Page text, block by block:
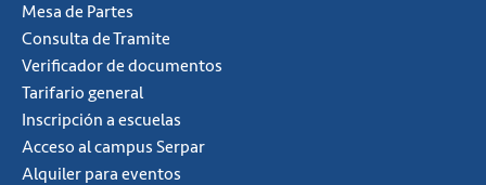
Mesa de Partes
Consulta de Tramite
Verificador de documentos
Tarifario general
Inscripción a escuelas
Acceso al campus Serpar
Alquiler para eventos